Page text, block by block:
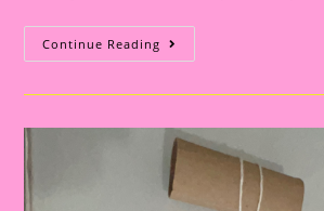
Continue Reading Palitoche
Para
Na
Dona
Aranha